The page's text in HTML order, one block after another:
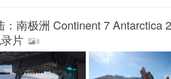
南极洲 Continent 7 Antarctica
片
8